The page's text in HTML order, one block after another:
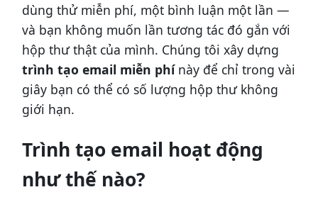
dùng thử miễn phí, một bình luận một lần —
và bạn không muốn lần tương tác đó gắn với
hộp thư thật của mình. Chúng tôi xây dựng
trình tạo email miễn phínày để chỉ trong vài
giây bạn có thể có số lượng hộp thư không
giới hạn.
Trình tạo email hoạt động
như thế nào?